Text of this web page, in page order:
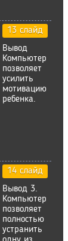
13 слайд
Вывод
Компьютер
позволяет
усилить
мотивацию
ребенка.
14 слайд
Вывод 3.
Компьютер
позволяет
полностью
устранить